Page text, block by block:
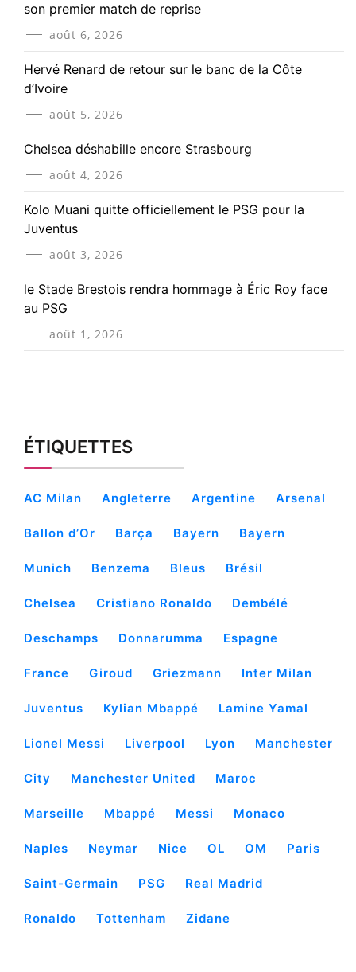
son premier match de reprise
août 6, 2026
Hervé Renard de retour sur le banc de la Côte
d’Ivoire
août 5, 2026
Chelsea déshabille encore Strasbourg
août 4, 2026
Kolo Muani quitte officiellement le PSG pour la
Juventus
août 3, 2026
le Stade Brestois rendra hommage à Éric Roy face
au PSG
août 1, 2026
ÉTIQUETTES
AC Milan Angleterre Argentine Arsenal
Ballon d’Or Barça Bayern Bayern
Munich Benzema Bleus Brésil
Chelsea Cristiano Ronaldo Dembélé
Deschamps Donnarumma Espagne
France Giroud Griezmann Inter Milan
Juventus Kylian Mbappé Lamine Yamal
Lionel Messi Liverpool Lyon Manchester
City Manchester United Maroc
Marseille Mbappé Messi Monaco
Naples Neymar Nice OL OM Paris
Saint-Germain PSG Real Madrid
Ronaldo Tottenham Zidane